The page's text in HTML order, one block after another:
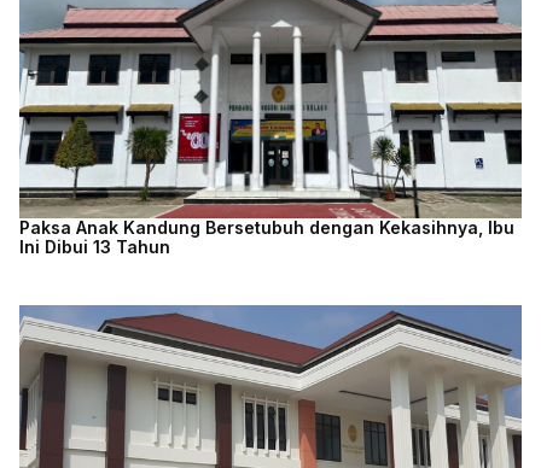
Paksa Anak Kandung Bersetubuh dengan Kekasihnya, Ibu
Ini Dibui 13 Tahun